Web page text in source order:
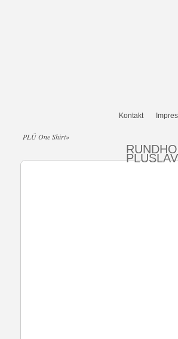
Kontakt
PLÜ One Shirt»